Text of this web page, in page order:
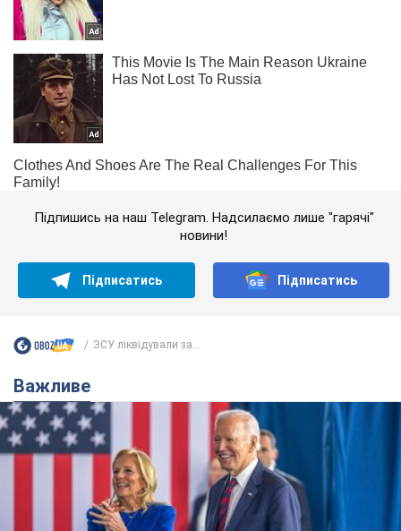
Підпишись на наш Telegram. Надсилаємо лише "гарячі"
новини!
Підписатись Підписатись
ЗСУ ліквідували за...
Важливе